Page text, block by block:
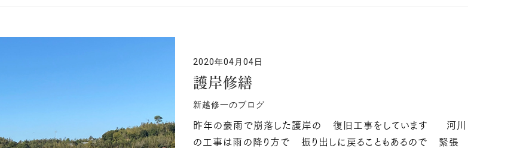
2020年04月04日
護岸修繕
新越修一のブログ
昨年の豪雨で崩落した護岸の 復旧工事をしています 河川
の工事は雨の降り方で 振り出しに戻ることもあるので 緊張